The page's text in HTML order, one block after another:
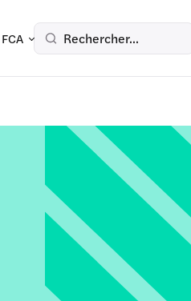
Rechercher...